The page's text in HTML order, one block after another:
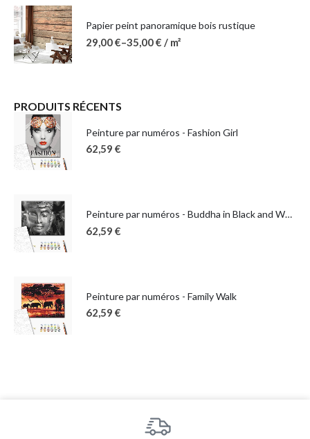
Papier peint panoramique bois rustique
29,00€–35,00€ / m²
PRODUITS RÉCENTS
Peinture par numéros - Fashion Girl
62,59 €
Peinture par numéros - Buddha in Black and White
62,59 €
Peinture par numéros - Family Walk
62,59 €